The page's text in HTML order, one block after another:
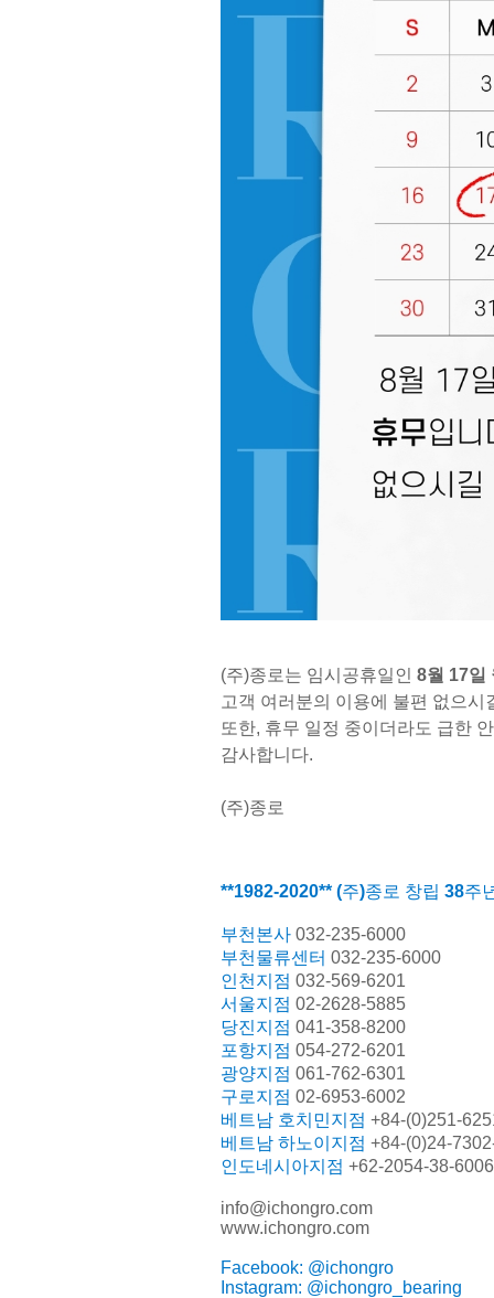
(주)종로는 임시공휴일인 8월 17일
고객 여러분의 이용에 불편 없으시
또한, 휴무 일정 중이더라도 급한
감사합니다.
(주)종로
**1982-2020** (주)종로 창립 38주
부천본사 032-235-6000
부천물류센터 032-235-6000
인천지점 032-569-6201
서울지점 02-2628-5885
당진지점 041-358-8200
포항지점 054-272-6201
광양지점 061-762-6301
구로지점 02-6953-6002
베트남 호치민지점 +84-(0)251-
베트남 하노이지점 +84-(0)24-
인도네시아지점 +62-2054-38-6006
info@ichongro.com
www.ichongro.com
Facebook: @ichongro
Instagram: @ichongro_bearing